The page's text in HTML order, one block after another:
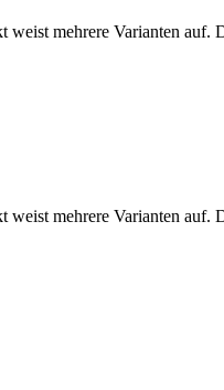
weist mehrere Varianten auf.
weist mehrere Varianten auf.